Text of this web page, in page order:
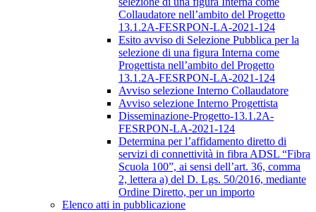
Collaudatore nell’ambito del Progetto
13.1.2A-FESRPON-LA-2021-124
Esito avviso di Selezione Pubblica per la
selezione di una figura Interna come
Progettista nell’ambito del Progetto
13.1.2A-FESRPON-LA-2021-124
Avviso selezione Interno Collaudatore
Avviso selezione Interno Progettista
Disseminazione-Progetto-13.1.2A-
FESRPON-LA-2021-124
Determina per l’affidamento diretto di
servizi di connettività in fibra ADSL “Fibra
Scuola 100”, ai sensi dell’art. 36, comma
2, lettera a) del D. Lgs. 50/2016, mediante
Ordine Diretto, per un importo
Elenco atti in pubblicazione